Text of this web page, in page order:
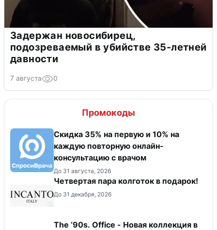
Задержан новосибирец,
подозреваемый в убийстве 35-летней
давности
7 августа 0
Промокоды
Скидка 35% на первую и 10% на
каждую повторную онлайн-
консультацию с врачом
До 31 августа, 2026
Четвертая пара колготок в подарок!
До 31 декабря, 2026
The ‘90s. Office - Новая коллекция в